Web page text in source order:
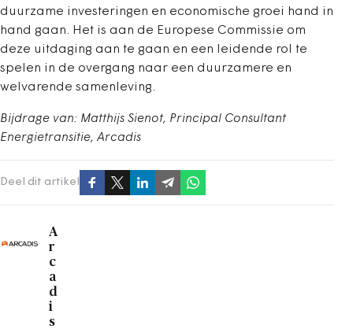
duurzame investeringen en economische groei hand in
hand gaan. Het is aan de Europese Commissie om
deze uitdaging aan te gaan en een leidende rol te
spelen in de overgang naar een duurzamere en
welvarende samenleving.
Bijdrage van: Matthijs Sienot, Principal Consultant
Energietransitie, Arcadis
Deel dit artikel
A
r
c
a
d
i
s